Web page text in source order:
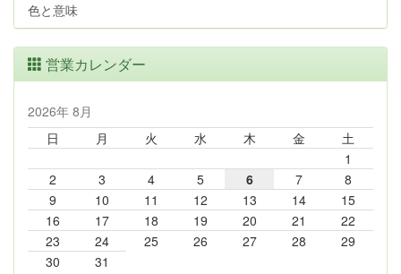
色と意味
営業カレンダー
2026年 8月
日
月 火 水 木 金
土
1
2
3 4 5 6 7
8
9
10 11 12 13 14
15
16
17 18 19 20 21
22
23
24 25 26 27 28
29
30
31